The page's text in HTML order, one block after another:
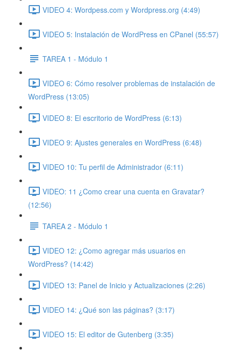
VIDEO 4: Wordpess.com y Wordpress.org (4:49)
VIDEO 5: Instalación de WordPress en CPanel (55:57)
TAREA 1 - Módulo 1
VIDEO 6: Cómo resolver problemas de instalación de
WordPress (13:05)
VIDEO 8: El escritorio de WordPress (6:13)
VIDEO 9: Ajustes generales en WordPress (6:48)
VIDEO 10: Tu perfil de Administrador (6:11)
VIDEO: 11 ¿Como crear una cuenta en Gravatar?
(12:56)
TAREA 2 - Módulo 1
VIDEO 12: ¿Como agregar más usuarios en
WordPress? (14:42)
VIDEO 13: Panel de Inicio y Actualizaciones (2:26)
VIDEO 14: ¿Qué son las páginas? (3:17)
VIDEO 15: El editor de Gutenberg (3:35)